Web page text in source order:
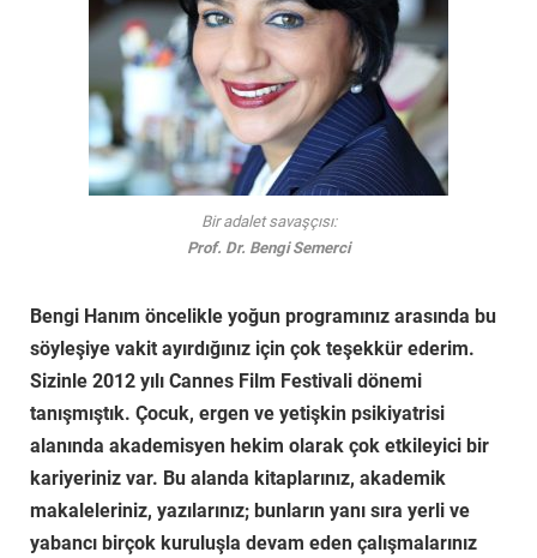
Bir adalet savaşçısı:
Prof. Dr. Bengi Semerci
Bengi Hanım öncelikle yoğun programınız arasında bu
söyleşiye vakit ayırdığınız için çok teşekkür ederim.
Sizinle 2012 yılı Cannes Film Festivali dönemi
tanışmıştık. Çocuk, ergen ve yetişkin psikiyatrisi
alanında akademisyen hekim olarak çok etkileyici bir
kariyeriniz var. Bu alanda kitaplarınız, akademik
makaleleriniz, yazılarınız; bunların yanı sıra yerli ve
yabancı birçok kuruluşla devam eden çalışmalarınız